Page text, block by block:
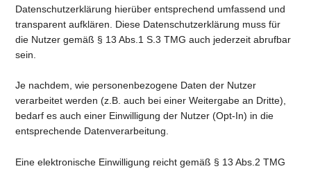
Datenschutzerklärung hierüber entsprechend umfassend und
transparent aufklären. Diese Datenschutzerklärung muss für
die Nutzer gemäß § 13 Abs.1 S.3 TMG auch jederzeit abrufbar
sein.
Je nachdem, wie personenbezogene Daten der Nutzer
verarbeitet werden (z.B. auch bei einer Weitergabe an Dritte),
bedarf es auch einer Einwilligung der Nutzer (Opt-In) in die
entsprechende Datenverarbeitung.
Eine elektronische Einwilligung reicht gemäß § 13 Abs.2 TMG